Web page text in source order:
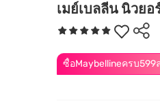
เมย์เบลลีน นิวยอ
ซื้อMaybellineครบ599